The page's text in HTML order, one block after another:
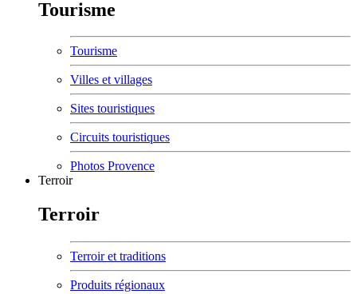
Tourisme
Tourisme
Villes et villages
Sites touristiques
Circuits touristiques
Photos Provence
Terroir
Terroir
Terroir et traditions
Produits régionaux